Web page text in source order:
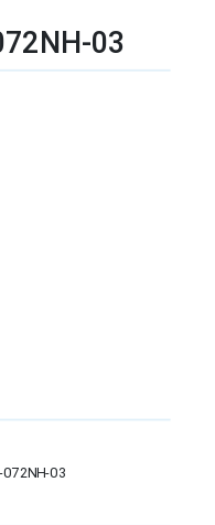
03
072NH-03